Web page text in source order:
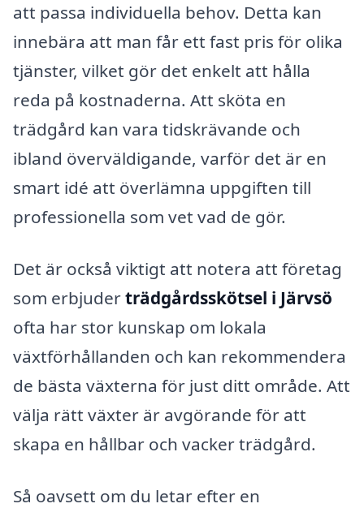
att passa individuella behov. Detta kan
innebära att man får ett fast pris för olika
tjänster, vilket gör det enkelt att hålla
reda på kostnaderna. Att sköta en
trädgård kan vara tidskrävande och
ibland överväldigande, varför det är en
smart idé att överlämna uppgiften till
professionella som vet vad de gör.
Det är också viktigt att notera att företag
som erbjuderträdgårdsskötsel i Järvsö
ofta har stor kunskap om lokala
växtförhållanden och kan rekommendera
de bästa växterna för just ditt område. Att
välja rätt växter är avgörande för att
skapa en hållbar och vacker trädgård.
Så oavsett om du letar efter en